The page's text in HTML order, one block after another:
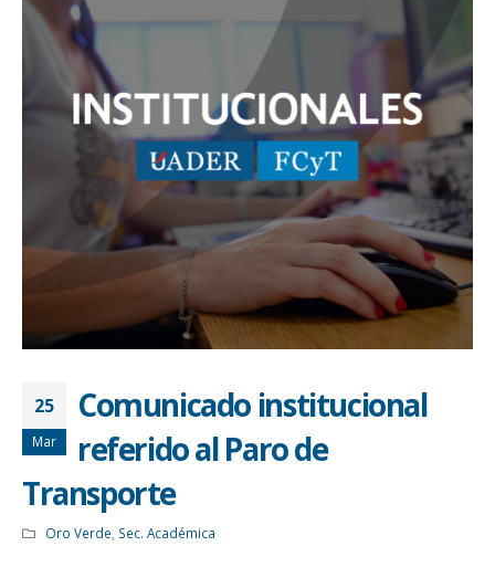
25
Mar
Comunicado institucional
referido al Paro de
Transporte
Oro Verde Sec. Académica